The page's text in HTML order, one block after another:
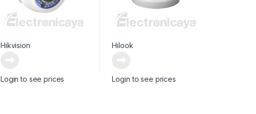
Hikvision
Login to see prices
Hilook
Login to see prices